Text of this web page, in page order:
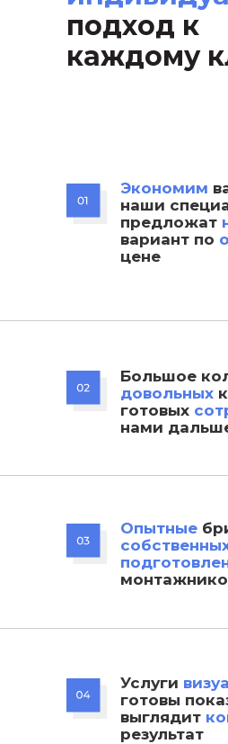
подход к
каждому
Большое
довольных
готовых
нами
Опытные
Услуги
готовы
выглядит
результат
Экономим
наши
предложат
вариант по
цене